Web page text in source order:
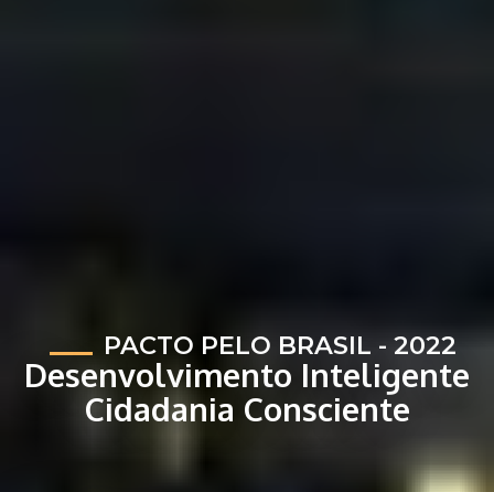
PACTO PELO BRASIL - 2022
Desenvolvimento Inteligente
Cidadania Consciente